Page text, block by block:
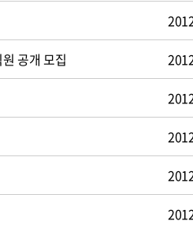
공개 모집